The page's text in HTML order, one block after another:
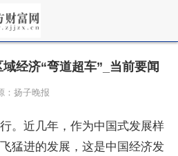
经济“弯道超车”_当前要闻
：扬子晚报
。近几年，作为中国式发展样
猛进的发展，这是中国经济发